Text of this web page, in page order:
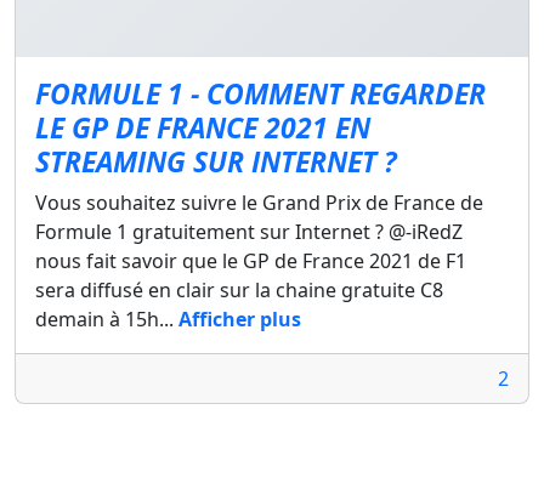
FORMULE 1 - COMMENT REGARDER
LE GP DE FRANCE 2021 EN
STREAMING SUR INTERNET ?
Vous souhaitez suivre le Grand Prix de France de
Formule 1 gratuitement sur Internet ? @-iRedZ
nous fait savoir que le GP de France 2021 de F1
sera diffusé en clair sur la chaine gratuite C8
demain à 15h... Afficher plus
2